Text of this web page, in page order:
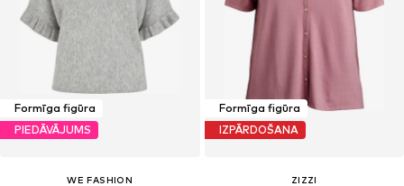
Formīga figūra
PIEDĀVĀJUMS
WE FASHION
Formīga figūra
IZPĀRDOŠANA
ZIZZI